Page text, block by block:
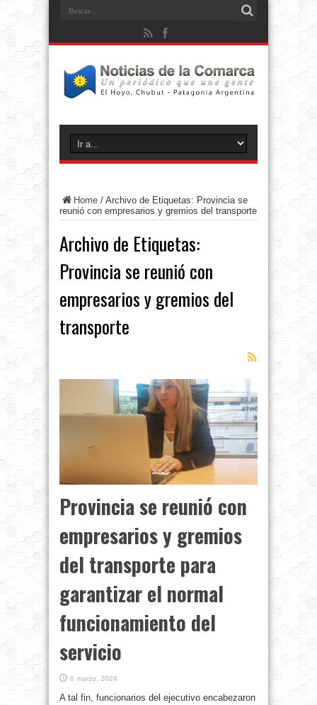
Home / Archivo de Etiquetas: Provincia se
reunió con empresarios y gremios del transporte
Archivo de Etiquetas:
Provincia se reunió con
empresarios y gremios del
transporte
Provincia se reunió con
empresarios y gremios
del transporte para
garantizar el normal
funcionamiento del
servicio
6 marzo, 2024
A tal fin, funcionarios del ejecutivo encabezaron